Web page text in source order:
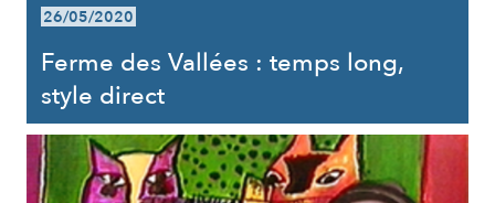
26/05/2020
Ferme des Vallées : temps long,
style direct